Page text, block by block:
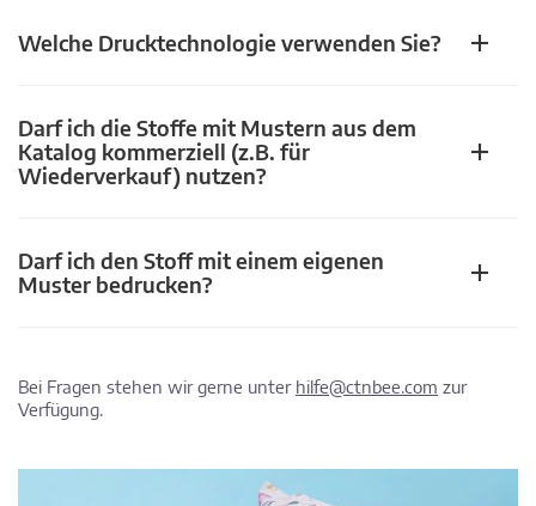
Welche Drucktechnologie verwenden Sie?
Darf ich die Stoffe mit Mustern aus dem
Katalog kommerziell (z.B. für
Wiederverkauf) nutzen?
Darf ich den Stoff mit einem eigenen
Muster bedrucken?
Bei Fragen stehen wir gerne unter hilfe@ctnbee.com zur
Verfügung.